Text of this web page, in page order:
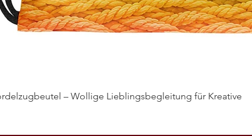
Quick View
– Wollige Lieblingsbegleitung für Kreative